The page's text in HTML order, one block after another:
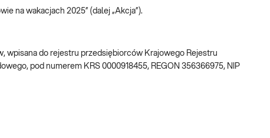
na wakacjach 2025” (dalej „Akcja”).
wpisana do rejestru przedsiębiorców Krajowego Rejestru
pod numerem KRS 0000918455, REGON 356366975, NIP